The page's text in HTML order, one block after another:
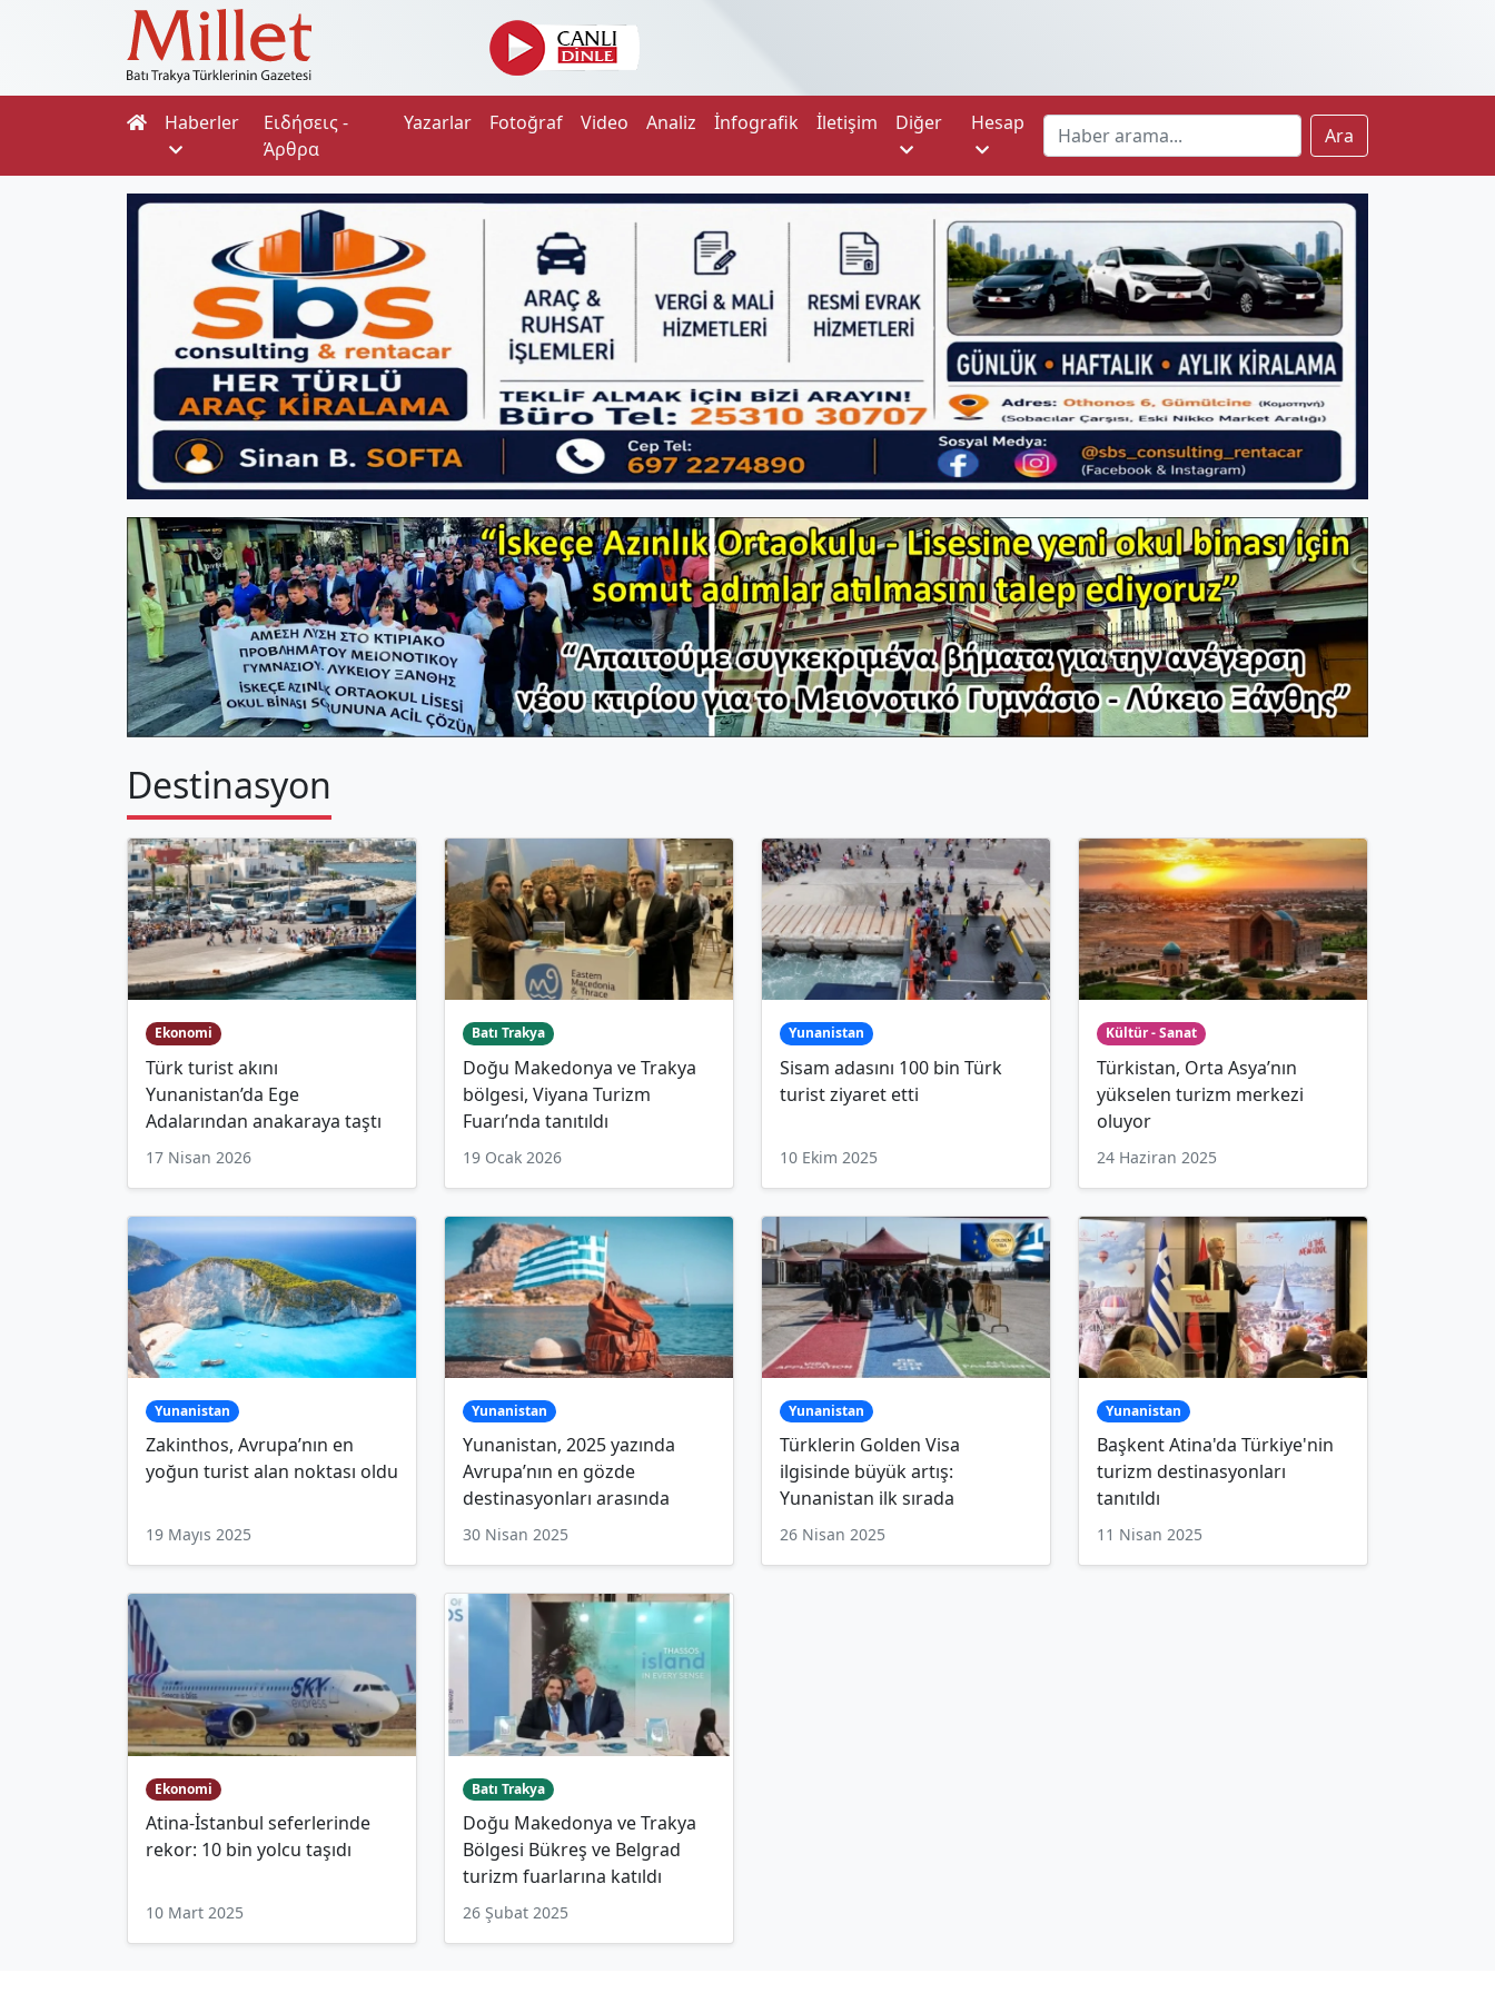
Haberler
Ειδήσεις -
Άρθρα
Yazarlar Fotoğraf Video Analiz İnfografik İletişim Diğer Hesap
Ara
Destinasyon
Ekonomi
Türk turist akını
Yunanistan’da Ege
Adalarından anakaraya taştı
17 Nisan 2026
Batı Trakya
Doğu Makedonya ve Trakya
bölgesi, Viyana Turizm
Fuarı’nda tanıtıldı
19 Ocak 2026
Yunanistan
Sisam adasını 100 bin Türk
turist ziyaret etti
10 Ekim 2025
Kültür - Sanat
Türkistan, Orta Asya’nın
yükselen turizm merkezi
oluyor
24 Haziran 2025
Yunanistan
Zakinthos, Avrupa’nın en
yoğun turist alan noktası oldu
19 Mayıs 2025
Yunanistan
Yunanistan, 2025 yazında
Avrupa’nın en gözde
destinasyonları arasında
30 Nisan 2025
Yunanistan
Türklerin Golden Visa
ilgisinde büyük artış:
Yunanistan ilk sırada
26 Nisan 2025
Yunanistan
Başkent Atina'da Türkiye'nin
turizm destinasyonları
tanıtıldı
11 Nisan 2025
Ekonomi
Atina-İstanbul seferlerinde
rekor: 10 bin yolcu taşıdı
10 Mart 2025
Batı Trakya
Doğu Makedonya ve Trakya
Bölgesi Bükreş ve Belgrad
turizm fuarlarına katıldı
26 Şubat 2025